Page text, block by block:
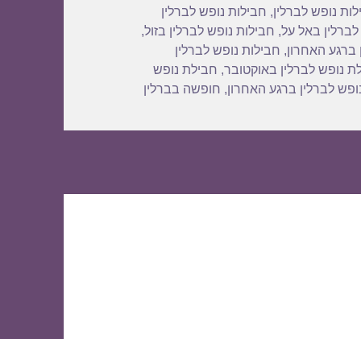
נופש לברלין, חבילות נופש לברלין
באל על, חבילות נופש לברלין בזול,
ברגע האחרון, חבילות נופש לברלין
נופש לברלין באוקטובר, חבילת נופש
לברלין ברגע האחרון, חופשה בברלין